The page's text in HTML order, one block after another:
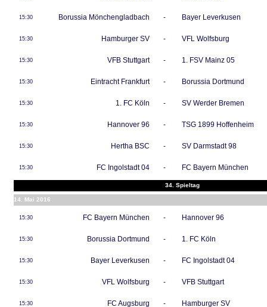
15:30 Borussia Mönchengladbach - Bayer Leverkusen
15:30 Hamburger SV - VFL Wolfsburg
15:30 VFB Stuttgart - 1. FSV Mainz 05
15:30 Eintracht Frankfurt - Borussia Dortmund
15:30 1. FC Köln - SV Werder Bremen
15:30 Hannover 96 - TSG 1899 Hoffenheim
15:30 Hertha BSC - SV Darmstadt 98
15:30 FC Ingolstadt 04 - FC Bayern München
34. Spieltag
14. Mai 2016
15:30 FC Bayern München - Hannover 96
15:30 Borussia Dortmund - 1. FC Köln
15:30 Bayer Leverkusen - FC Ingolstadt 04
15:30 VFL Wolfsburg - VFB Stuttgart
15:30 FC Augsburg - Hamburger SV